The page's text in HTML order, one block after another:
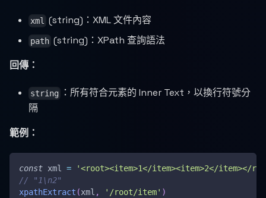
xml (string)：XML 文件內容
path (string)：XPath 查詢語法
回傳：
string
：所有符合元素的 Inner Text，以換行符號分
隔
範例：
const xml =
'<root><item>1</item><item>2</item></
// "1\n2"
xpathExtract (xml , '/root/item' )